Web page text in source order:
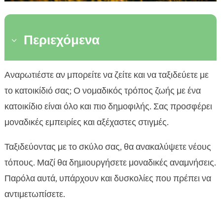
3 Περιεχόμενα
 Εισαγωγή στον νομαδικό τρόπο ζωής με
κατοικίδιο
Οφέλη του να ζεις περιπλανώμενα με το σκύλο
σου
Προετοιμασία για τον νομαδικό τρόπο ζωής με
σκύλο
Καλύτεροι προορισμοί για ταξίδια με σκύλο
 Ταξιδιωτικές συμβουλές για περιπλανώμενη
ζωή με σκύλο
Αναρωτιέστε αν μπορείτε να ζείτε και να ταξιδεύετε με
το κατοικίδιό σας; Ο νομαδικός τρόπος ζωής με ένα
κατοικίδιο είναι όλο και πιο δημοφιλής. Σας προσφέρει
μοναδικές εμπειρίες και αξέχαστες στιγμές.
Ταξιδεύοντας με το σκύλο σας, θα ανακαλύψετε νέους
τόπους. Μαζί θα δημιουργήσετε μοναδικές αναμνήσεις.
Παρόλα αυτά, υπάρχουν και δυσκολίες που πρέπει να
αντιμετωπίσετε.